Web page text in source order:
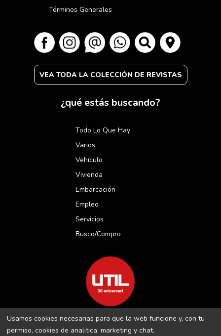
Usamos cookies necesarias para que la web funcione y, con tu
permiso, cookies de analitica, marketing y chat.
Términos Generales
VEA TODA LA COLECCIÓN DE REVISTAS
¿qué estás buscando?
Todo Lo Que Hay
Varios
Vehículo
Vivienda
Embarcación
Empleo
Servicios
Busco/compro
REVISTA UTIL MENORCA S.L C/ BORJA MOLL, 18 · 07703 MAÓ-